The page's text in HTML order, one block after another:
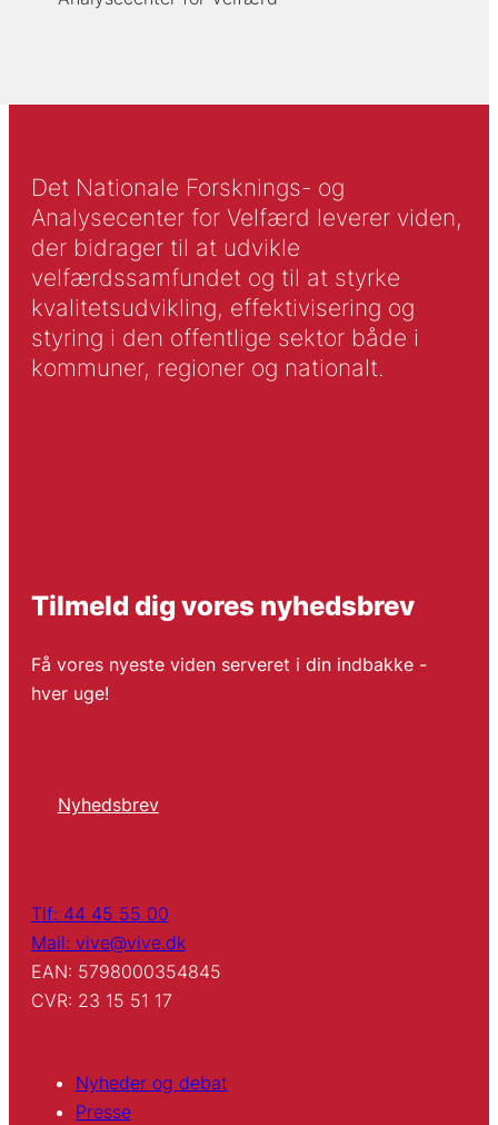
Det Nationale Forsknings- og
Analysecenter for Velfærd leverer viden,
der bidrager til at udvikle
velfærdssamfundet og til at styrke
kvalitetsudvikling, effektivisering og
styring i den offentlige sektor både i
kommuner, regioner og nationalt.
Tilmeld dig vores nyhedsbrev
Få vores nyeste viden serveret i din indbakke -
hver uge!
Nyhedsbrev
Tlf: 44 45 55 00
Mail: vive@vive.dk
EAN: 5798000354845
CVR: 23 15 51 17
Nyheder og debat
Presse